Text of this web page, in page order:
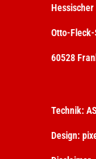
Otto-
60528
Technik:
Design: